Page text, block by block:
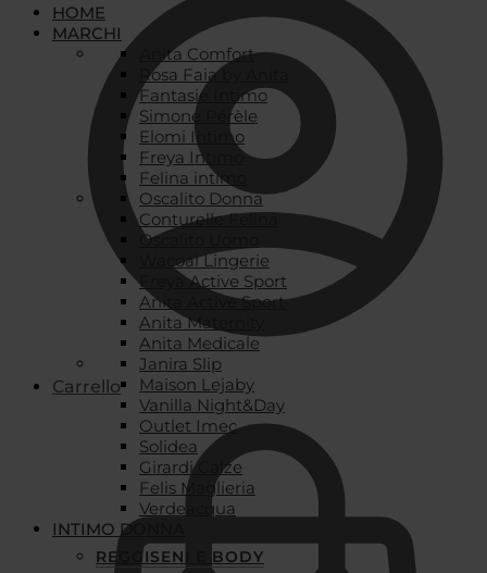
Carrello
HOME
MARCHI
Anita Comfort
Rosa Faia by Anita
Fantasie Intimo
Simone Pérèle
Elomi Intimo
Freya Intimo
Felina intimo
Oscalito Donna
Conturelle Felina
Oscalito Uomo
Wacoal Lingerie
Freya Active Sport
Anita Active Sport
Anita Maternity
Anita Medicale
Janira Slip
Maison Lejaby
Vanilla Night&Day
Outlet Imec
Solidea
Girardi Calze
Felis Maglieria
Verdeacqua
INTIMO DONNA
REGGISENI E BODY